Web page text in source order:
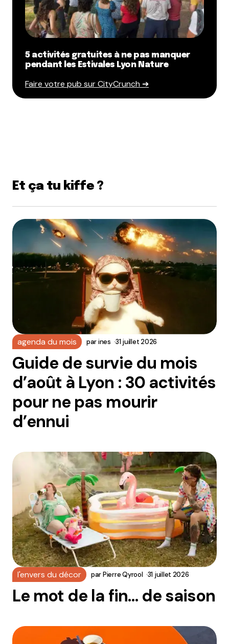
5 activités gratuites à ne pas manquer
pendant les Estivales Lyon Nature
Faire votre pub sur CityCrunch ➔
Et ça tu kiffe ?
agenda du mois parines 31 juillet 2026
Guide de survie du mois
d’août à Lyon : 30 activités
pour ne pas mourir
d’ennui
l'envers du décor parPierre Qyrool 31 juillet 2026
Le mot de la fin… de saison